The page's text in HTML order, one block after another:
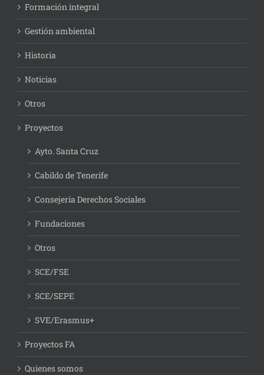
Formación integral
Gestión ambiental
Historia
Noticias
Otros
Proyectos
Ayto. Santa Cruz
Cabildo de Tenerife
Consejería Derechos Sociales
Fundaciones
Otros
SCE/FSE
SCE/SEPE
SVE/Erasmus+
Proyectos FA
Quienes somos